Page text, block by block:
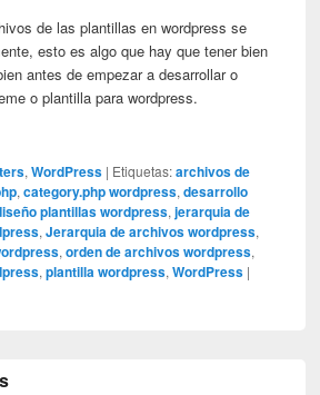
de las plantillas en wordpress se
esto es algo que hay que tener bien
antes de empezar a desarrollar o
o plantilla para wordpress.
,WordPress | Etiquetas: archivos de
,category.php wordpress,desarrollo
plantillas wordpress,jerarquia de
,Jerarquia de archivos wordpress,
,orden de archivos wordpress,
,plantilla wordpress,WordPress |